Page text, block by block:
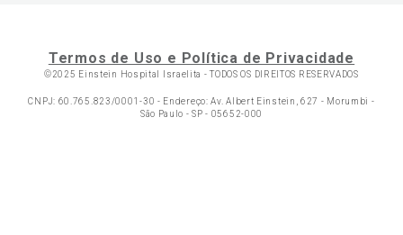
Termos de Uso e Política de Privacidade
©2025 Einstein Hospital Israelita -TODOS OS DIREITOS RESERVADOS
CNPJ: 60.765.823/0001-30 - Endereço: Av. Albert Einstein, 627 - Morumbi -
São Paulo - SP - 05652-000